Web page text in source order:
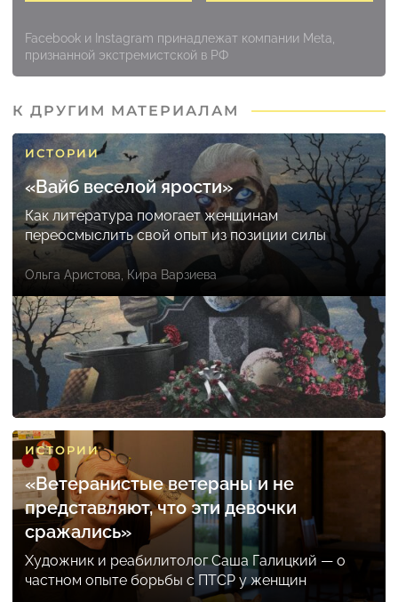
Facebook и Instagram принадлежат компании Meta,
признанной экстремистской в РФ
К ДРУГИМ МАТЕРИАЛАМ
ИСТОРИИ
«Вайб веселой ярости»
Как литература помогает женщинам
переосмыслить свой опыт из позиции силы
Ольга Аристова, Кира Варзиева
ИСТОРИИ
«Ветеранистые ветераны и не
представляют, что эти девочки
сражались»
Художник и реабилитолог Саша Галицкий — о
частном опыте борьбы с ПТСР у женщин